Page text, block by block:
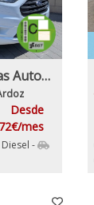
Ford Transit Connect 3Plazas Automatica 1.5EcoBlue 120Cv Etiqueta C IVA y Garantia Inc
Desde
mes
Diesel -